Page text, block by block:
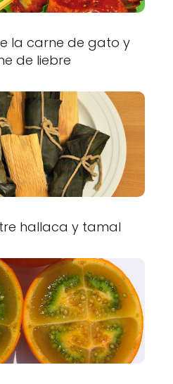
la carne de gato y
de liebre
hallaca y tamal